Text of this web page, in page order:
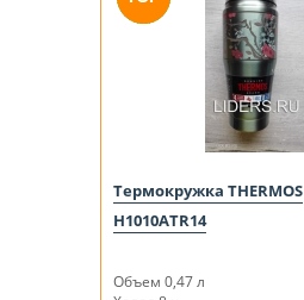
Термокружка THERMOS
H1010ATR14
Объем 0,47 л